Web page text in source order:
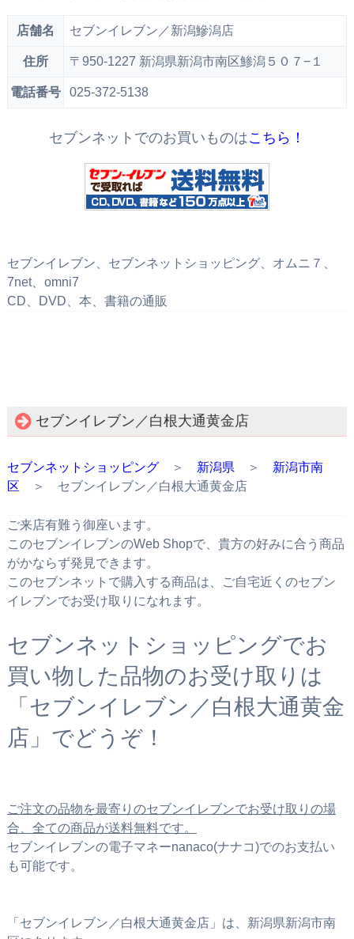
店舗名 セブンイレブン／新潟鰺潟店
住所 〒950-1227 新潟県新潟市南区鯵潟５０７−１
電話番号 025-372-5138
セブンネットでのお買いものはこちら！
セブンイレブン、セブンネットショッピング、オムニ７、
7net、omni7
CD、DVD、本、書籍の通販
セブンイレブン／白根大通黄金店
セブンネットショッピング＞ 新潟県 ＞ 新潟市南
区 ＞ セブンイレブン／白根大通黄金店
ご来店有難う御座います。
このセブンイレブンのWeb Shopで、貴方の好みに合う商品
がかならず発見できます。
このセブンネットで購入する商品は、ご自宅近くのセブン
イレブンでお受け取りになれます。
セブンネットショッピングでお
買い物した品物のお受け取りは
「セブンイレブン／白根大通黄金
店」でどうぞ！
ご注文の品物を最寄りのセブンイレブンでお受け取りの場
合、全ての商品が送料無料です。
セブンイレブンの電子マネーnanaco(ナナコ)でのお支払い
も可能です。
「セブンイレブン／白根大通黄金店」は、新潟県新潟市南